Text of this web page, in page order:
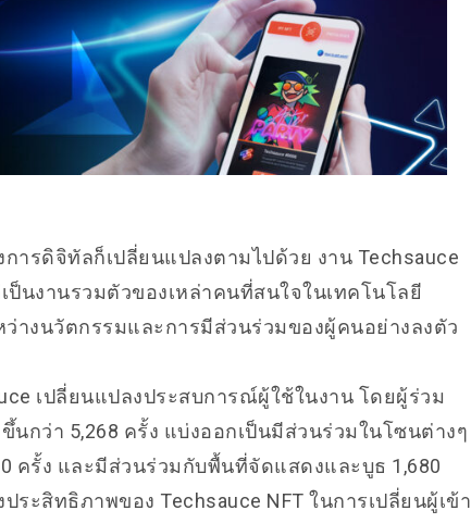
ารดิจิทัลก็เปลี่ยนแปลงตามไปด้วย งาน Techsauce
ป็นงานรวมตัวของเหล่าคนที่สนใจในเทคโนโลยี
างนวัตกรรมและการมีส่วนร่วมของผู้คนอย่างลงตัว
เปลี่ยนแปลงประสบการณ์ผู้ใช้ในงาน โดยผู้ร่วม
กว่า 5,268 ครั้ง แบ่งออกเป็นมีส่วนร่วมในโซนต่างๆ
ครั้ง และมีส่วนร่วมกับพื้นที่จัดแสดงและบูธ 1,680
ระสิทธิภาพของ Techsauce NFT ในการเปลี่ยนผู้เข้า